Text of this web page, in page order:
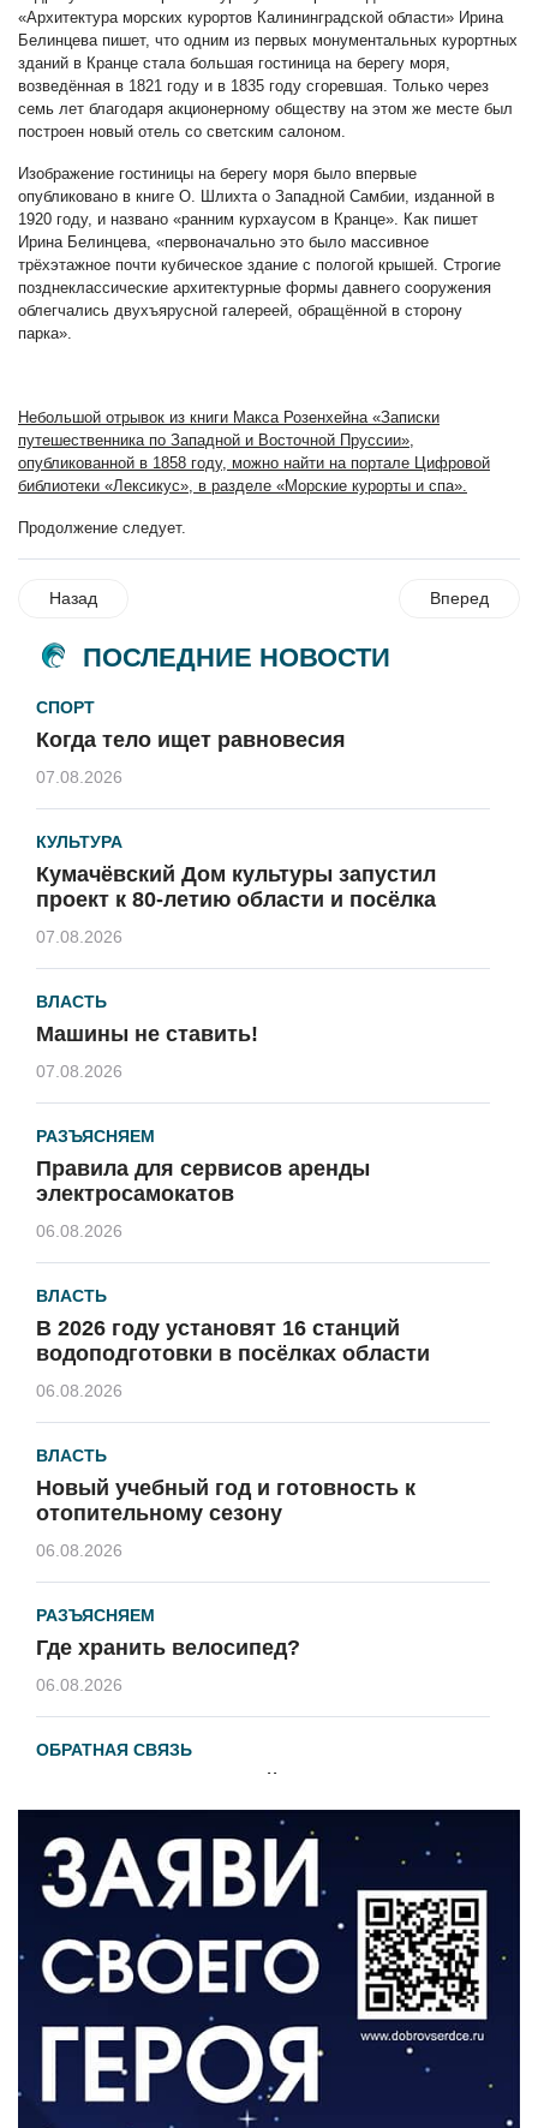
«Архитектура морских курортов Калининградской области» Ирина
Белинцева пишет, что одним из первых монументальных курортных
зданий в Кранце стала большая гостиница на берегу моря,
возведённая в 1821 году и в 1835 году сгоревшая. Только через
семь лет благодаря акционерному обществу на этом же месте был
построен новый отель со светским салоном.
Изображение гостиницы на берегу моря было впервые
опубликовано в книге О. Шлихта о Западной Самбии, изданной в
1920 году, и названо «ранним курхаусом в Кранце». Как пишет
Ирина Белинцева, «первоначально это было массивное
трёхэтажное почти кубическое здание с пологой крышей. Строгие
позднеклассические архитектурные формы давнего сооружения
облегчались двухъярусной галереей, обращённой в сторону
парка».
Небольшой отрывок из книги Макса Розенхейна «Записки
путешественника по Западной и Восточной Пруссии»,
опубликованной в 1858 году, можно найти на портале Цифровой
библиотеки «Лексикус», в разделе «Морские курорты и спа».
Продолжение следует.
Назад Вперед
ПОСЛЕДНИЕ НОВОСТИ
СПОРТ
Когда тело ищет равновесия
07.08.2026
КУЛЬТУРА
Кумачёвский Дом культуры запустил
проект к 80-летию области и посёлка
07.08.2026
ВЛАСТЬ
Машины не ставить!
07.08.2026
РАЗЪЯСНЯЕМ
Правила для сервисов аренды
электросамокатов
06.08.2026
ВЛАСТЬ
В 2026 году установят 16 станций
водоподготовки в посёлках области
06.08.2026
ВЛАСТЬ
Новый учебный год и готовность к
отопительному сезону
06.08.2026
РАЗЪЯСНЯЕМ
Где хранить велосипед?
06.08.2026
ОБРАТНАЯ СВЯЗЬ
Администрация онлайн
ВЛАСТЬ
День памяти и «Симфония народов»
06.08.2026
Новый настил на экотропе
05.08.2026